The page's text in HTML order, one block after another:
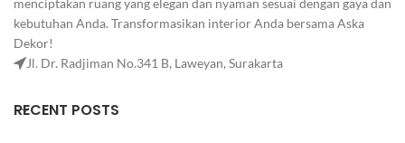
menciptakan ruang yang elegan dan nyaman sesuai dengan gaya dan
kebutuhan Anda. Transformasikan interior Anda bersama Aska
Dekor!
Jl. Dr. Radjiman No.341 B, Laweyan, Surakarta
RECENT POSTS